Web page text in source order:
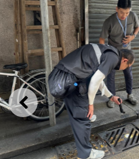
上一则